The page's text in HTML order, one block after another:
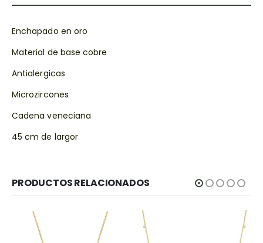
Enchapado en oro
Material de base cobre
Antialergicas
Microzircones
Cadena veneciana
45 cm de largor
PRODUCTOS RELACIONADOS